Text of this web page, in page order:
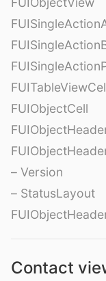
FUIObjectCell
– Version
– StatusLayout
Contact